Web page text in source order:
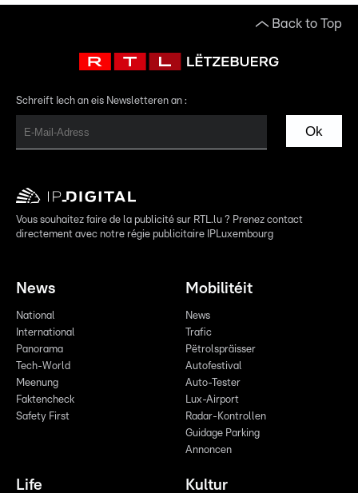
Back to Top
Schreift Iech an eis Newsletteren an :
Ok
Vous souhaitez faire de la publicité sur RTL.lu ? Prenez contact
directement avec notre régie publicitaire IPLuxembourg
News
National
International
Panorama
Tech-World
Meenung
Faktencheck
Safety First
Mobilitéit
News
Trafic
Pëtrolspräisser
Autofestival
Auto-Tester
Lux-Airport
Radar-Kontrollen
Guidage Parking
Annoncen
Life Kultur